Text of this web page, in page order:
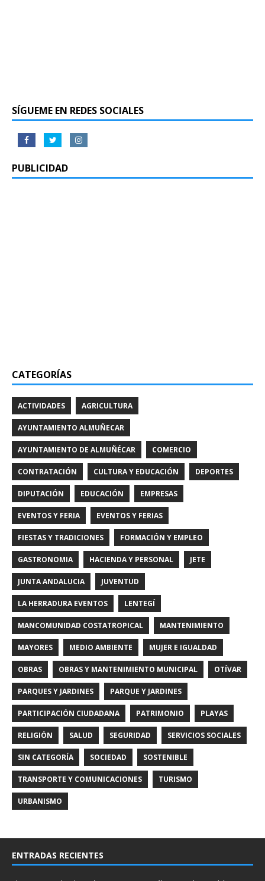
SÍGUEME EN REDES SOCIALES
PUBLICIDAD
CATEGORÍAS
ACTIVIDADES AGRICULTURA
AYUNTAMIENTO ALMUÑECAR
AYUNTAMIENTO DE ALMUÑÉCAR COMERCIO
CONTRATACIÓN CULTURA Y EDUCACIÓN DEPORTES
DIPUTACIÓN EDUCACIÓN EMPRESAS
EVENTOS Y FERIA EVENTOS Y FERIAS
FIESTAS Y TRADICIONES FORMACIÓN Y EMPLEO
GASTRONOMIA HACIENDA Y PERSONAL JETE
JUNTA ANDALUCIA JUVENTUD
LA HERRADURA EVENTOS LENTEGÍ
MANCOMUNIDAD COSTATROPICAL MANTENIMIENTO
MAYORES MEDIO AMBIENTE MUJER E IGUALDAD
OBRAS OBRAS Y MANTENIMIENTO MUNICIPAL OTÍVAR
PARQUES Y JARDINES PARQUE Y JARDINES
PARTICIPACIÓN CIUDADANA PATRIMONIO PLAYAS
RELIGIÓN SALUD SEGURIDAD SERVICIOS SOCIALES
SIN CATEGORÍA SOCIEDAD SOSTENIBLE
TRANSPORTE Y COMUNICACIONES TURISMO
URBANISMO
ENTRADAS RECIENTES